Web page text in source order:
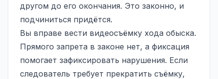
другом до его окончания. Это законно, и
подчиниться придётся.
Вы вправе вести видеосъёмку хода обыска.
Прямого запрета в законе нет, а фиксация
помогает зафиксировать нарушения. Если
следователь требует прекратить съёмку,